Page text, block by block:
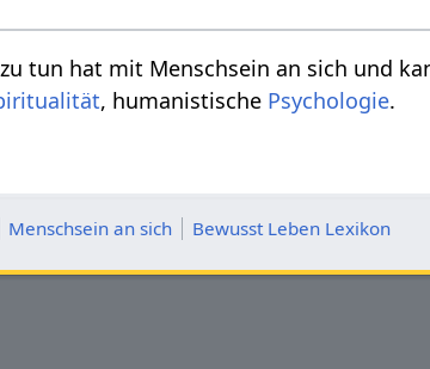
das etwas zu tun hat mit Menschsein an
, humanistische Psychologie.
Menschsein an sich Bewusst Leben Lexikon